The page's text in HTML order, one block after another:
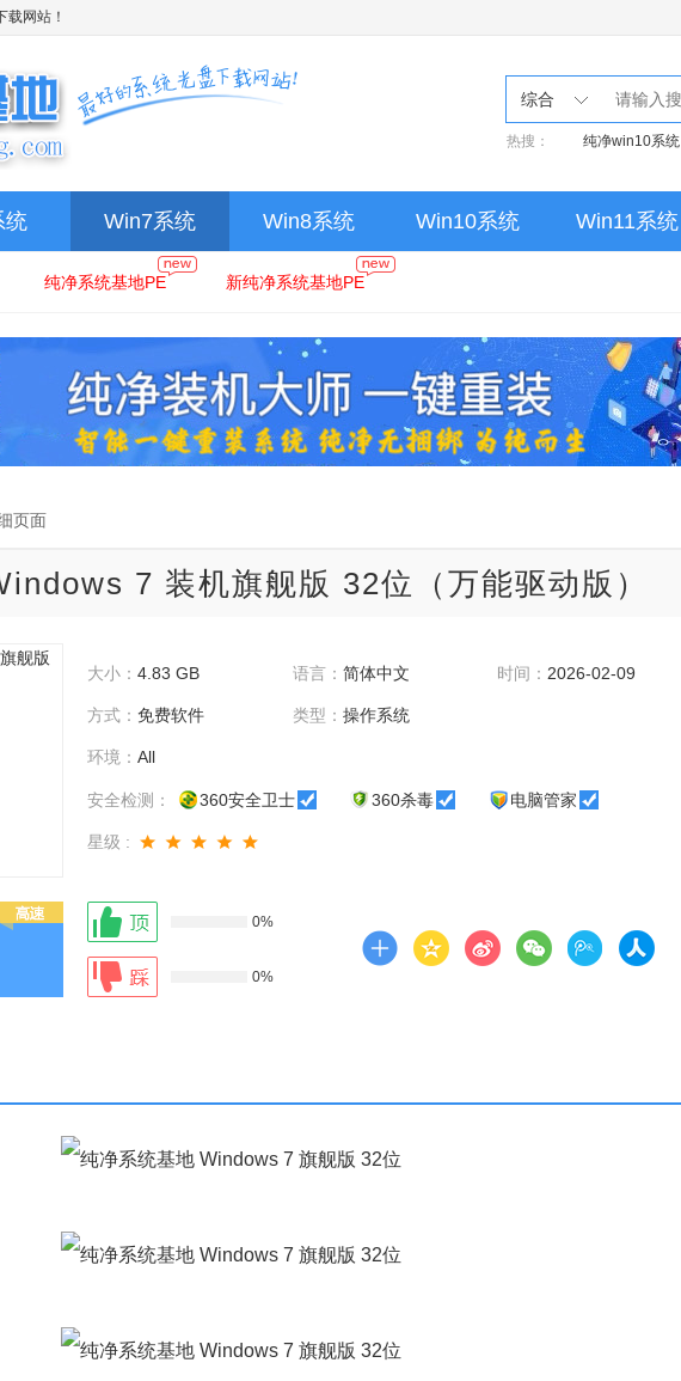
载网站！
综合
热搜： 纯净win10系统
统 Win7系统 Win8系统 Win10系统 Win11系统
纯净系统基地PE 新纯净系统基地PE
页面
7 装机旗舰版 32位（万能驱动版）
大小： 4.83 GB 语言： 简体中文 时间： 2026-02-09
方式： 免费软件 类型： 操作系统
环境： All
安全检测： 360安全卫士 360杀毒 电脑管家
星级 :
0%
0%